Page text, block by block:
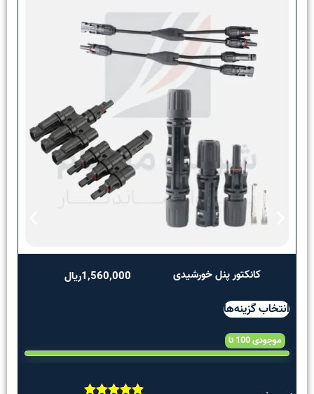
کانکتور پنل خورشیدی 1,560,000ریال
انتخاب گزینه‌ها
موجودی 100 تا